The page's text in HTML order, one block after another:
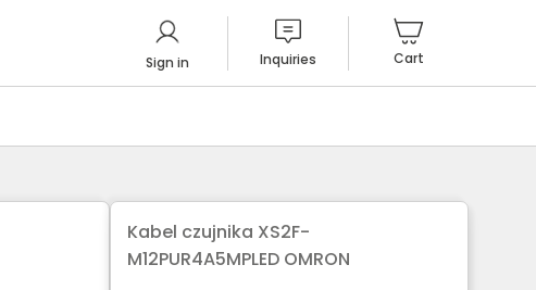
Sign in Inquiries Cart
Kabel czujnika XS2F-
M12PUR4A5MPLED OMRON